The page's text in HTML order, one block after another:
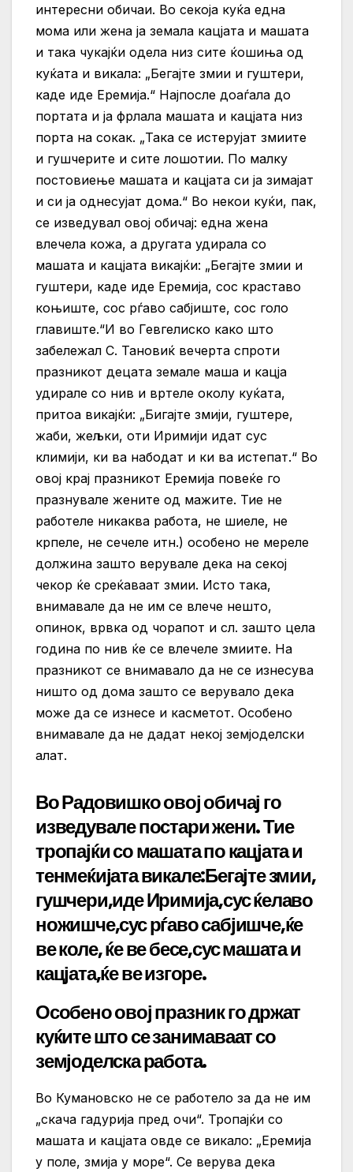
интересни обичаи. Во секоја куќа една
мома или жена ја земала кацјата и машата
и така чукајќи одела низ сите ќошиња од
куќата и викала: „Бегајте змии и гуштери,
каде иде Еремија.“ Најпосле доаѓала до
портата и ја фрлала машата и кацјата низ
порта на сокак. „Така се истерујат змиите
и гушчерите и сите лошотии. По малку
постовиење машата и кацјата си ја зимајат
и си ја однесујат дома.“ Во некои куќи, пак,
се изведувал овој обичај: една жена
влечела кожа, а другата удирала со
машата и кацјата викајќи: „Бегајте змии и
гуштери, каде иде Еремија, сос краставо
коњиште, сос рѓаво сабјиште, сос голо
главиште.“И во Гевгелиско како што
забележал С. Тановиќ вечерта спроти
празникот децата земале маша и кацја
удирале со нив и вртеле околу куќата,
притоа викајќи: „Бигајте змији, гуштере,
жаби, жељки, оти Иримији идат сус
климији, ки ва набодат и ки ва истепат.“ Во
овој крај празникот Еремија повеќе го
празнувале жените од мажите. Тие не
работеле никаква работа, не шиеле, не
крпеле, не сечеле итн.) особено не мереле
должина зашто верувале дека на секој
чекор ќе среќаваат змии. Исто така,
внимавале да не им се влече нешто,
опинок, врвка од чорапот и сл. зашто цела
година по нив ќе се влечеле змиите. На
празникот се внимавало да не се изнесува
ништо од дома зашто се верувало дека
може да се изнесе и касметот. Особено
внимавале да не дадат некој земјоделски
алат.
Во Радовишко овој обичај го
изведувале постари жени. Тие
тропајќи со машата по кацјата и
тенмеќијата викале:Бегајте змии,
гушчери,иде Иримија,сус ќелаво
ножишче,сус рѓаво сабјишче,ќе
ве коле, ќе ве бесе,сус машата и
кацјата,ќе ве изгоре.
Особено овој празник го држат
куќите што се занимаваат со
земјоделска работа.
Во Кумановско не се работело за да не им
„скача гадурија пред очи“. Тропајќи со
машата и кацјата овде се викало: „Еремија
у поле, змија у море“. Се верува дека